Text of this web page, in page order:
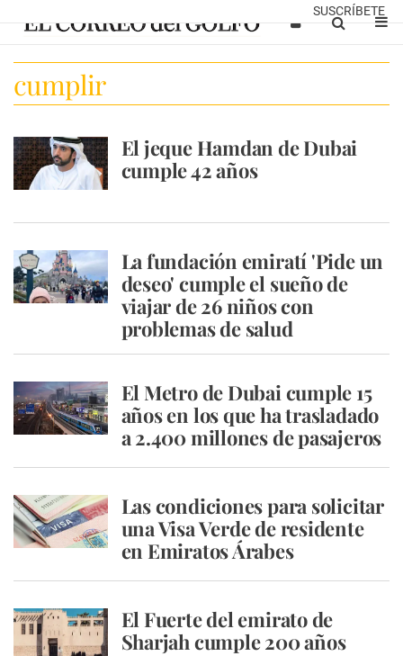
SUSCRÍBETE
cumplir
El jeque Hamdan de Dubai
cumple 42 años
La fundación emiratí 'Pide un
deseo' cumple el sueño de
viajar de 26 niños con
problemas de salud
El Metro de Dubai cumple 15
años en los que ha trasladado
a 2.400 millones de pasajeros
Las condiciones para solicitar
una Visa Verde de residente
en Emiratos Árabes
El Fuerte del emirato de
Sharjah cumple 200 años